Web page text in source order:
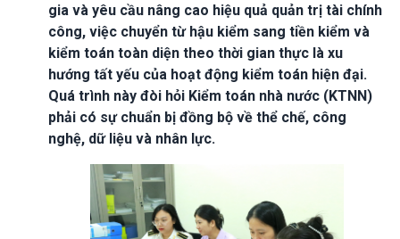
gia và yêu cầu nâng cao hiệu quả quản trị tài chính
công, việc chuyển từ hậu kiểm sang tiền kiểm và
kiểm toán toàn diện theo thời gian thực là xu
hướng tất yếu của hoạt động kiểm toán hiện đại.
Quá trình này đòi hỏi Kiểm toán nhà nước (KTNN)
phải có sự chuẩn bị đồng bộ về thể chế, công
nghệ, dữ liệu và nhân lực.